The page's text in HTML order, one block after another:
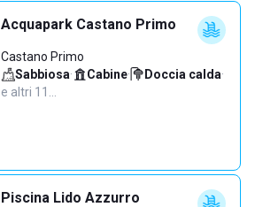
Acquapark Castano Primo
Castano Primo
Sabbiosa· Cabine· Doccia calda·
e altri 11…
Piscina Lido Azzurro